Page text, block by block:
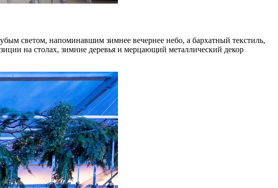
светом, напоминавшим зимнее вечернее небо, а бархатный текстиль,
на столах, зимние деревья и мерцающий металлический декор